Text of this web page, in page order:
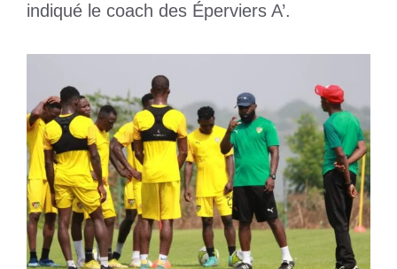
indiqué le coach des Éperviers A’.